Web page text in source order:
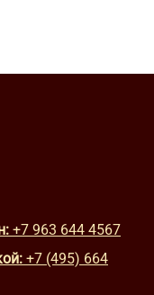
+7 963 644 4567
+7 (495) 664